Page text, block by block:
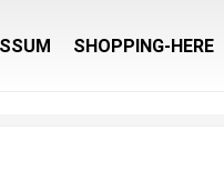
SHOPPING-HERE